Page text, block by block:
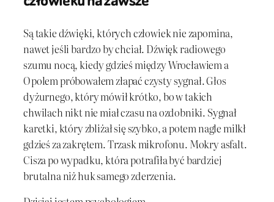
Są takie dźwięki, których człowiek nie zapomina,
nawet jeśli bardzo by chciał. Dźwięk radiowego
szumu nocą, kiedy gdzieś między Wrocławiem a
Opolem próbowałem złapać czysty sygnał. Głos
dyżurnego, który mówił krótko, bo w takich
chwilach nikt nie miał czasu na ozdobniki. Sygnał
karetki, który zbliżał się szybko, a potem nagle milkł
gdzieś za zakrętem. Trzask mikrofonu. Mokry asfalt.
Cisza po wypadku, która potrafiła być bardziej
brutalna niż huk samego zderzenia.